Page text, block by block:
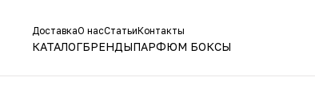
ДоставкаО насСтатьиКонтакты
КАТАЛОГБРЕНДЫПАРФЮМ БОКСЫ